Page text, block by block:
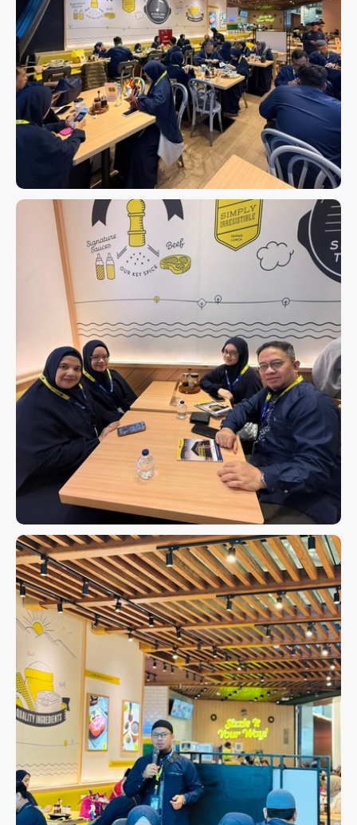
KEBERANGKATAN GRUP 28
DES 2025
KEBERANGKATAN UMROH 25
DES 2025
KEBERANGKATAN UMROH 21
DES 2025